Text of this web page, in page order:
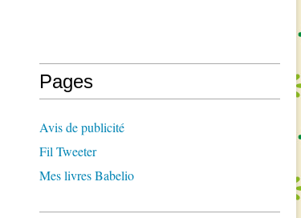
Pages
Avis de publicité
Fil Tweeter
Mes livres Babelio